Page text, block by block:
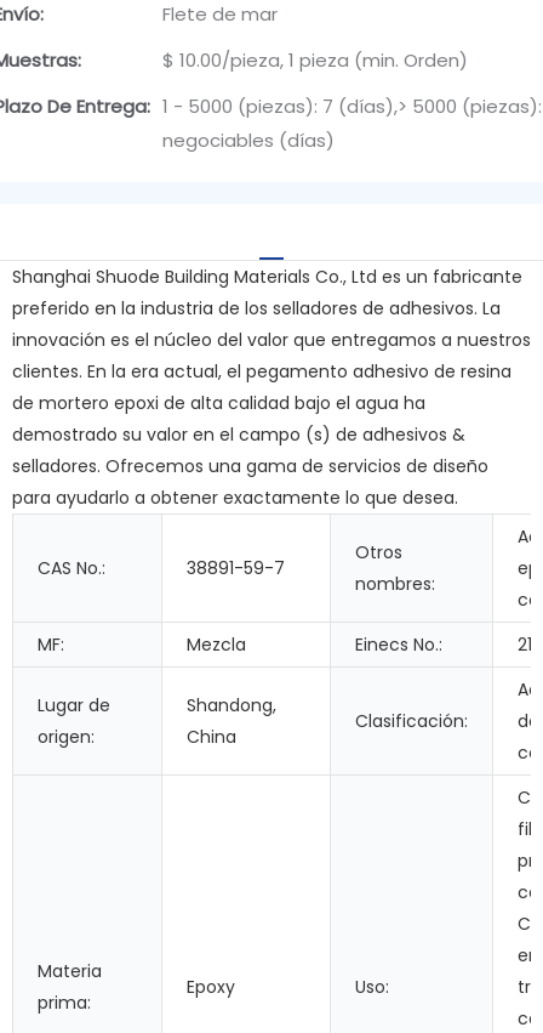
Flete de mar
$ 10.00/pieza, 1 pieza (min. Orden)
De Entrega: 1 - 5000 (piezas): 7 (días),> 5000 (piezas):
negociables (días)
Shanghai Shuode Building Materials Co., Ltd es un fabricante
preferido en la industria de los selladores de adhesivos. La
innovación es el núcleo del valor que entregamos a nuestros
clientes. En la era actual, el pegamento adhesivo de resina
de mortero epoxi de alta calidad bajo el agua ha
demostrado su valor en el campo (s) de adhesivos &
selladores. Ofrecemos una gama de servicios de diseño
para ayudarlo a obtener exactamente lo que desea.
CAS No.: 38891-59-7
Otros
nombres:
MF:
Mezcla Einecs No.:
Lugar de
origen:
Shandong,
China
Clasificación:
Materia
prima:
Epoxy Uso: